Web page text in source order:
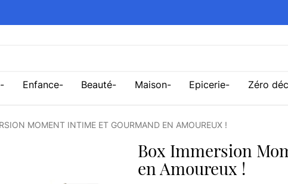
Enfance Beauté Maison Epicerie Zéro
MOMENT INTIME ET GOURMAND EN AMOUREUX !
Box Immersion
en Amoureux !